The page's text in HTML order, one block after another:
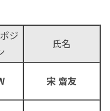
ジ
氏名
宋 齋友